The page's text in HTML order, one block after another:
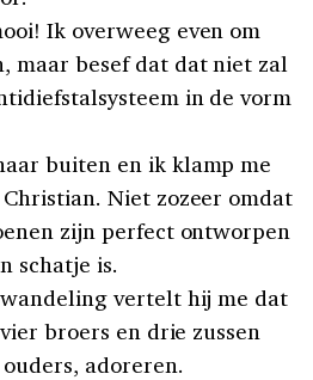
Ik overweeg even om
maar besef dat dat niet zal
in de vorm
buiten en ik klamp me
Niet zozeer omdat
zijn perfect ontworpen
schatje is.
vertelt hij me dat
broers en drie zussen
adoreren.